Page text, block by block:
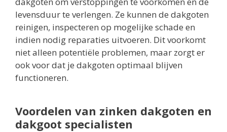
levensduur te verlengen. Ze kunnen de dakgoten
reinigen, inspecteren op mogelijke schade en
indien nodig reparaties uitvoeren. Dit voorkomt
niet alleen potentiële problemen, maar zorgt er
ook voor dat je dakgoten optimaal blijven
functioneren.
Voordelen van zinken dakgoten en
dakgoot specialisten